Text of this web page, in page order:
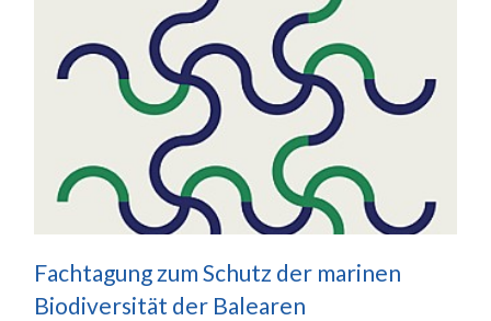
Fachtagung zum Schutz der marinen
Biodiversität der Balearen